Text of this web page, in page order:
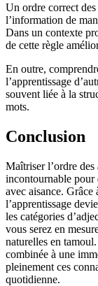
Un ordre correct
l’information de
Dans un contexte
de cette règle
En outre,
l’apprentissage
souvent liée à la
mots.
Conclusion
Maîtriser l’ordre des
incontournable pour
avec aisance. Grâce
l’apprentissage
les catégories
vous serez en
naturelles en
combinée à une
pleinement ces
quotidienne.